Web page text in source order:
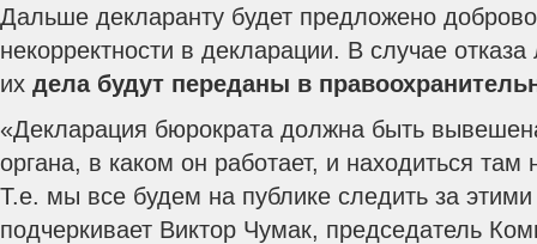
Дальше декларанту будет предложено
некорректности в декларации. В случае
их дела будут переданы в
«Декларация бюрократа должна быть
органа, в каком он работает, и находиться
Т.е. мы все будем на публике следить за
подчеркивает Виктор Чумак, председатель